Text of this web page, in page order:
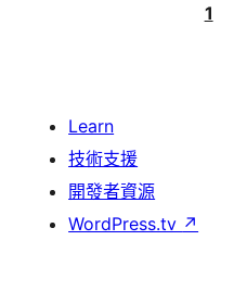
1
Learn
技術支援
開發者資源
WordPress.tv ↗